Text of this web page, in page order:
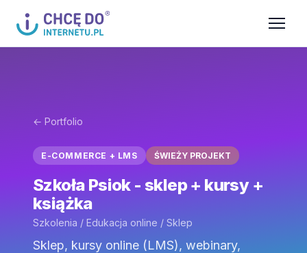
← Portfolio
E-COMMERCE + LMS ŚWIEŻY PROJEKT
Szkoła Psiok - sklep + kursy +
książka
Szkolenia / Edukacja online / Sklep
Sklep, kursy online (LMS), webinary,